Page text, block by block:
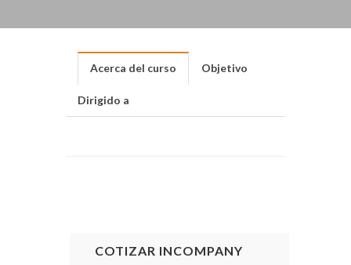
Acerca del curso Objetivo
Dirigido a
COTIZAR INCOMPANY